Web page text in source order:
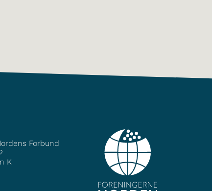
Forbund
K